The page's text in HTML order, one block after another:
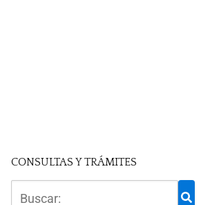
CONSULTAS Y TRÁMITES